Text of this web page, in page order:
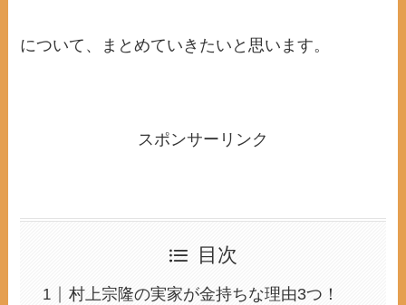
について、まとめていきたいと思います。
スポンサーリンク
目次
村上宗隆の実家が金持ちな理由3つ！